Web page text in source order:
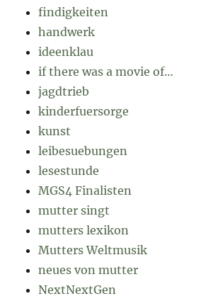
findigkeiten
handwerk
ideenklau
if there was a movie of…
jagdtrieb
kinderfuersorge
kunst
leibesuebungen
lesestunde
MGS4 Finalisten
mutter singt
mutters lexikon
Mutters Weltmusik
neues von mutter
NextNextGen